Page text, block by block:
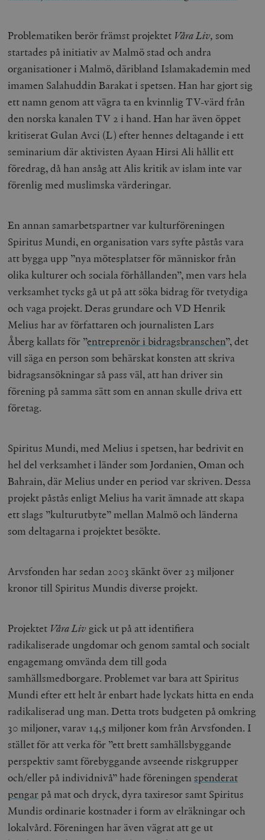
Problematiken berör främst projektet Våra Liv, som
startades på initiativ av Malmö stad och andra
organisationer i Malmö, däribland Islamakademin med
imamen Salahuddin Barakat i spetsen. Han har gjort sig
ett namn genom att vägra ta en kvinnlig TV-värd från
den norska kanalen TV 2 i hand. Han har även öppet
kritiserat Gulan Avci (L) efter hennes deltagande i ett
seminarium där aktivisten Ayaan Hirsi Ali hållit ett
föredrag, då han ansåg att Alis kritik av islam inte var
förenlig med muslimska värderingar.
En annan samarbetspartner var kulturföreningen
Spiritus Mundi, en organisation vars syfte påstås vara
att bygga upp ”nya mötesplatser för människor från
olika kulturer och sociala förhållanden”, men vars hela
verksamhet tycks gå ut på att söka bidrag för tvetydiga
och vaga projekt. Deras grundare och VD Henrik
Melius har av författaren och journalisten Lars
Åberg kallats för ”entreprenör i bidragsbranschen”, det
vill säga en person som behärskat konsten att skriva
bidragsansökningar så pass väl, att han driver sin
förening på samma sätt som en annan skulle driva ett
företag.
Spiritus Mundi, med Melius i spetsen, har bedrivit en
hel del verksamhet i länder som Jordanien, Oman och
Bahrain, där Melius under en period var skriven. Dessa
projekt påstås enligt Melius ha varit ämnade att skapa
ett slags ”kulturutbyte” mellan Malmö och länderna
som deltagarna i projektet besökte.
Arvsfonden har sedan 2003 skänkt över 23 miljoner
kronor till Spiritus Mundis diverse projekt.
Projektet Våra Liv gick ut på att identifiera
radikaliserade ungdomar och genom samtal och socialt
engagemang omvända dem till goda
samhällsmedborgare. Problemet var bara att Spiritus
Mundi efter ett helt år enbart hade lyckats hitta en enda
radikaliserad ung man. Detta trots budgeten på omkring
30 miljoner, varav 14,5 miljoner kom från Arvsfonden. I
stället för att verka för ”ett brett samhällsbyggande
perspektiv samt förebyggande avseende riskgrupper
och/eller på individnivå” hade föreningen spenderat
pengar på mat och dryck, dyra taxiresor samt Spiritus
Mundis ordinarie kostnader i form av elräkningar och
lokalvård. Föreningen har även vägrat att ge ut